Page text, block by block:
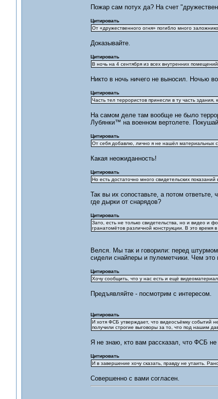
Пожар сам потух да? На счет
Цитировать
От «дружественного огня» погибло много
Доказывайте.
Цитировать
В ночь на 4 сентября из всех внутренних
Никто в ночь ничего не выносил. Ночью
Цитировать
Часть тел террористов принесли в ту часть
На самом деле там вообще не было
Лубянки™ на военном вертолете.
Цитировать
От себя добавлю, лично я не нашёл материальных
Какая неожиданность!
Цитировать
Но есть достаточно много свидетельских
Так вы их сопоставьте, а потом
где дырки от снарядов?
Цитировать
Зато, есть не только свидетельства, но и видео и
гранатомётов различной конструкции. В это
Велся. Мы так и говорили: перед штурмом
сидели снайперы и пулеметчики. Чем
Цитировать
Хочу сообщить, что у нас есть и ещё
Предъявляйте - посмотрим с интересом.
Цитировать
И хотя ФСБ утверждает, что видеосъёмку событий
получили строгие выговоры за то, что под нашим
Я не знаю, кто вам рассказал, что ФСБ
Цитировать
И в завершение хочу сказать, правду не утаить.
Совершенно с вами согласен.